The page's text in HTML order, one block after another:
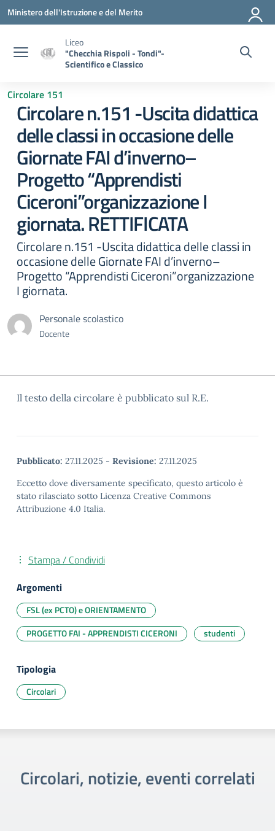
Vai ai contenuti
Vai al menu di navigazione
Vai al footer
Ministero dell'Istruzione e del Merito
Liceo
"Checchia Rispoli - Tondi"-
Scientifico e Classico
Circolare 151
Circolare n.151 -Uscita didattica
delle classi in occasione delle
Giornate FAI d’inverno–
Progetto “Apprendisti
Ciceroni”organizzazione I
giornata. RETTIFICATA
Circolare n.151 -Uscita didattica delle classi in
occasione delle Giornate FAI d’inverno–
Progetto “Apprendisti Ciceroni”organizzazione
I giornata.
Personale scolastico
Docente
Il testo della circolare è pubblicato sul R.E.
Pubblicato: 27.11.2025 - Revisione: 27.11.2025
Eccetto dove diversamente specificato, questo articolo è
stato rilasciato sotto Licenza Creative Commons
Attribuzione 4.0 Italia.
Stampa / Condividi
Argomenti
FSL (ex PCTO) e ORIENTAMENTO
PROGETTO FAI - APPRENDISTI CICERONI
studenti
Tipologia
Circolari
Circolari, notizie, eventi correlati